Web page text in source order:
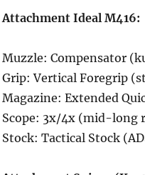
Attachment Ideal M416:
Muzzle: Compensator
Grip: Vertical Foregrip
Magazine: Extended
Scope: 3x/4x (mid-long
Stock: Tactical Stock